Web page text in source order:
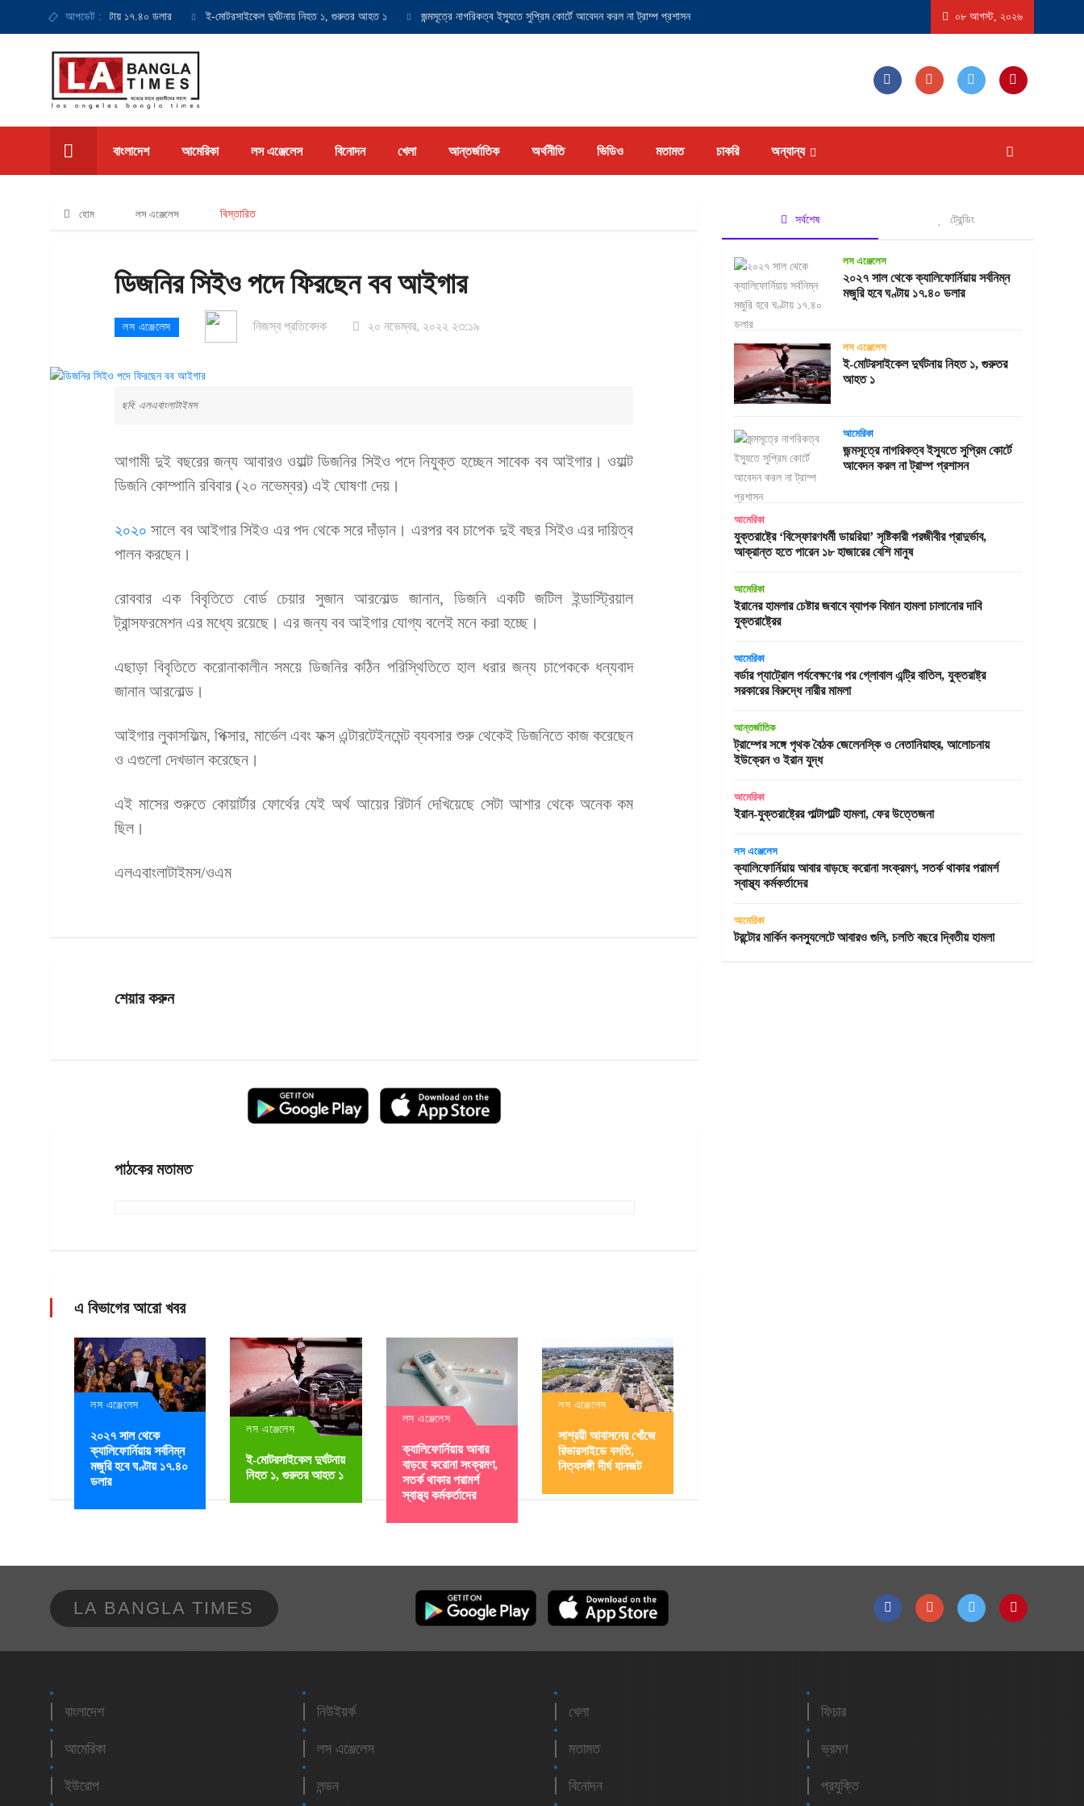
আপডেট :
সর্বনিম্ন মজুরি হবে ঘণ্টায় ১৭.৪০ ডলার ই-মোটরসাইকেল দুর্ঘটনায় নিহত ১, গুরুতর আহত ১ জন্মসূত্রে নাগরিকত্ব ইস্যুতে সুপ্রিম কোর্টে আবেদন করল না ট্রাম্প প্রশাসন যুক্তরাষ্ট্রে ‘বিস্ফোরণধর্মী ডায়রিয়া’ সৃষ্টিকারী পরজীবীর প্রাদুর্ভাব, আক্রান্ত হতে পারেন ১৮ হাজারের
০৮ আগস্ট, ২০২৬
বাংলাদেশ আমেরিকা লস এঞ্জেলেস বিনোদন খেলা আন্তর্জাতিক অর্থনীতি ভিডিও মতামত চাকরি অন্যান্য
হোম লস এঞ্জেলেস বিস্তারিত
ডিজনির সিইও পদে ফিরছেন বব আইগার
লস এঞ্জেলেস নিজস্ব প্রতিবেদক ২০ নভেম্বর, ২০২২ ২৩:১৯
ছবি: এলএবাংলাটাইমস
আগামী দুই বছরের জন্য আবারও ওয়াল্ট ডিজনির সিইও পদে নিযুক্ত হচ্ছেন সাবেক বব আইগার। ওয়াল্ট
ডিজনি কোম্পানি রবিবার (২০ নভেম্বর) এই ঘোষণা দেয়।
২০২০ সালে বব আইগার সিইও এর পদ থেকে সরে দাঁড়ান। এরপর বব চাপেক দুই বছর সিইও এর দায়িত্ব
পালন করছেন।
রোববার এক বিবৃতিতে বোর্ড চেয়ার সুজান আরনোল্ড জানান, ডিজনি একটি জটিল ইন্ডাস্ট্রিয়াল
ট্রান্সফরমেশন এর মধ্যে রয়েছে। এর জন্য বব আইগার যোগ্য বলেই মনে করা হচ্ছে।
এছাড়া বিবৃতিতে করোনাকালীন সময়ে ডিজনির কঠিন পরিস্থিতিতে হাল ধরার জন্য চাপেককে ধন্যবাদ
জানান আরনোল্ড।
আইগার লুকাসফিল্ম, পিক্সার, মার্ভেল এবং ফক্স এন্টারটেইনমেন্ট ব্যবসার শুরু থেকেই ডিজনিতে কাজ করেছেন
ও এগুলো দেখভাল করেছেন।
এই মাসের শুরুতে কোয়ার্টার ফোর্থের যেই অর্থ আয়ের রিটার্ন দেখিয়েছে সেটা আশার থেকে অনেক কম
ছিল।
এলএবাংলাটাইমস/ওএম
শেয়ার করুন
পাঠকের মতামত
এ বিভাগের আরো খবর
লস এঞ্জেলেস
২০২৭ সাল থেকে
ক্যালিফোর্নিয়ায় সর্বনিম্ন
মজুরি হবে ঘণ্টায় ১৭.৪০
ডলার
লস এঞ্জেলেস
ই-মোটরসাইকেল দুর্ঘটনায়
নিহত ১, গুরুতর আহত ১
লস এঞ্জেলেস
ক্যালিফোর্নিয়ায় আবার
বাড়ছে করোনা সংক্রমণ,
সতর্ক থাকার পরামর্শ
স্বাস্থ্য কর্মকর্তাদের
লস এঞ্জেলেস
সাশ্রয়ী আবাসনের খোঁজে
রিভারসাইডে বসতি,
নিত্যসঙ্গী দীর্ঘ যানজট
সর্বশেষ ট্রেন্ডিং
লস এঞ্জেলেস
২০২৭ সাল থেকে ক্যালিফোর্নিয়ায় সর্বনিম্ন
মজুরি হবে ঘণ্টায় ১৭.৪০ ডলার
লস এঞ্জেলেস
ই-মোটরসাইকেল দুর্ঘটনায় নিহত ১, গুরুতর
আহত ১
আমেরিকা
জন্মসূত্রে নাগরিকত্ব ইস্যুতে সুপ্রিম কোর্টে
আবেদন করল না ট্রাম্প প্রশাসন
আমেরিকা
যুক্তরাষ্ট্রে ‘বিস্ফোরণধর্মী ডায়রিয়া’ সৃষ্টিকারী পরজীবীর প্রাদুর্ভাব,
আক্রান্ত হতে পারেন ১৮ হাজারের বেশি মানুষ
আমেরিকা
ইরানের হামলার চেষ্টার জবাবে ব্যাপক বিমান হামলা চালানোর দাবি
যুক্তরাষ্ট্রের
আমেরিকা
বর্ডার প্যাট্রোল পর্যবেক্ষণের পর গ্লোবাল এন্ট্রি বাতিল, যুক্তরাষ্ট্র
সরকারের বিরুদ্ধে নারীর মামলা
আন্তর্জাতিক
ট্রাম্পের সঙ্গে পৃথক বৈঠক জেলেনস্কি ও নেতানিয়াহুর, আলোচনায়
ইউক্রেন ও ইরান যুদ্ধ
আমেরিকা
ইরান-যুক্তরাষ্ট্রের পাল্টাপাল্টি হামলা, ফের উত্তেজনা
লস এঞ্জেলেস
ক্যালিফোর্নিয়ায় আবার বাড়ছে করোনা সংক্রমণ, সতর্ক থাকার পরামর্শ
স্বাস্থ্য কর্মকর্তাদের
আমেরিকা
টরন্টোর মার্কিন কনস্যুলেটে আবারও গুলি, চলতি বছরে দ্বিতীয় হামলা
LA BANGLA TIMES
বাংলাদেশ
আমেরিকা
ইউরোপ
নিউইয়র্ক
লস এঞ্জেলেস
লন্ডন
খেলা
মতামত
বিনোদন
ফিচার
ভ্রমণ
প্রযুক্তি